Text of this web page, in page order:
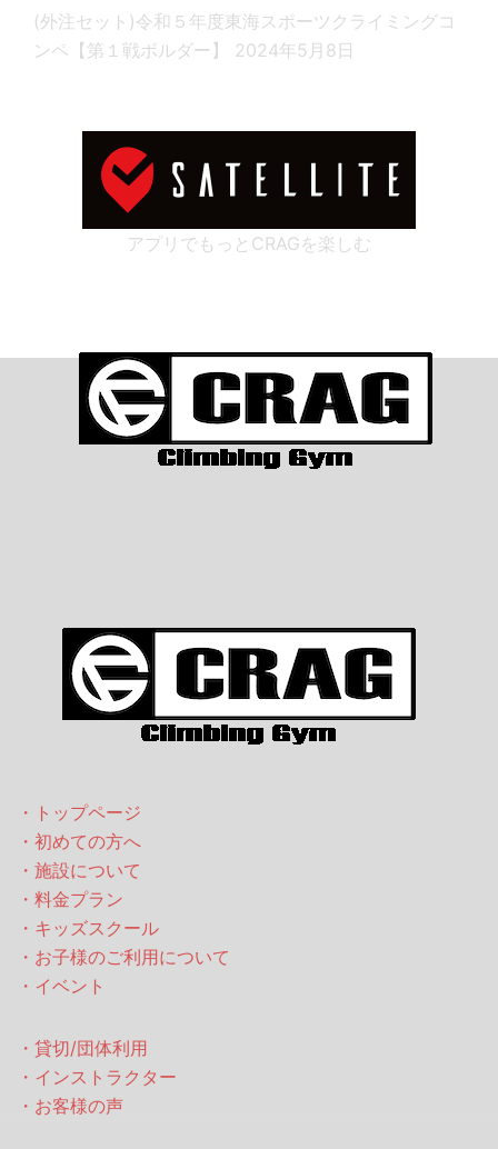
(外注セット)令和５年度東海スポーツクライミングコ
ンペ【第１戦ボルダー】
2024年5月8日
アプリでもっとCRAGを楽しむ
・トップページ
・初めての方へ
・施設について
・料金プラン
・キッズスクール
・お子様のご利用について
・イベント
・貸切/団体利用
・インストラクター
・お客様の声